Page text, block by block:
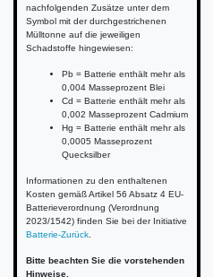
nachfolgenden Zusätze unter dem
Symbol mit der durchgestrichenen
Mülltonne auf die jeweiligen
Schadstoffe hingewiesen:
Pb = Batterie enthält mehr als
0,004 Masseprozent Blei
Cd = Batterie enthält mehr als
0,002 Masseprozent Cadmium
Hg = Batterie enthält mehr als
0,0005 Masseprozent
Quecksilber
Informationen zu den enthaltenen
Kosten gemäß Artikel 56 Absatz 4 EU-
Batterieverordnung (Verordnung
2023/1542) finden Sie bei der Initiative
Batterie-Zurück
Bitte beachten Sie die vorstehenden
Hinweise.